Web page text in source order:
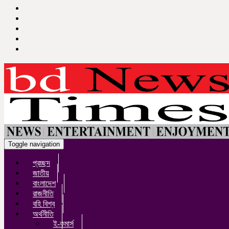
Toggle navigation
প্রচ্ছদ
জাতীয়
বাংলাদেশ
রাজনীতি
বহি বিশ্ব
অর্থনীতি
ই-কমার্স